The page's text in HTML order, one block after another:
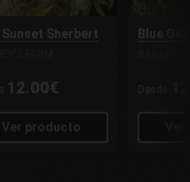
Sunset Sherbert
12.00€
Ver producto
Blue
Desde